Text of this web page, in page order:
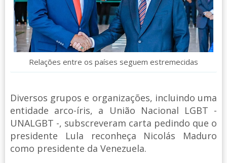
Relações entre os países seguem estremecidas
Diversos grupos e organizações, incluindo uma
entidade arco-íris, a União Nacional LGBT -
UNALGBT -, subscreveram carta pedindo que o
presidente Lula reconheça Nicolás Maduro
como presidente da Venezuela.